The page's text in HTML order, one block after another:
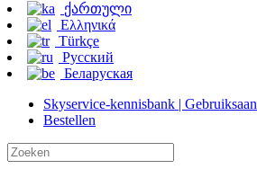
ქართული
Ελληνικά
Türkçe
Русский
Беларуская
Skyservice-kennisbank |
Bestellen